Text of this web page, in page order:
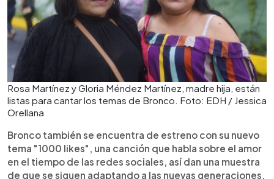
Rosa Martínez y Gloria Méndez Martínez, madre hija, están
listas para cantar los temas de Bronco. Foto: EDH / Jessica
Orellana
Bronco también se encuentra de estreno con su nuevo
tema "1000 likes", una canción que habla sobre el amor
en el tiempo de las redes sociales, así dan una muestra
de que se siguen adaptando a las nuevas generaciones.